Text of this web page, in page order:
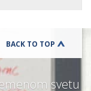
BACK TO TOP
svetu